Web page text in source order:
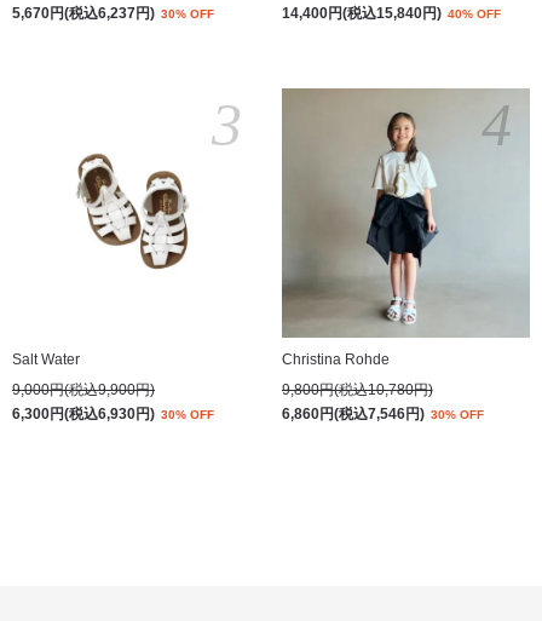
5,670円(税込6,237円) 30% OFF
14,400円(税込15,840円) 40% OFF
Salt Water
9,000円(税込9,900円)
6,300円(税込6,930円) 30% OFF
3
Christina Rohde
9,800円(税込10,780円)
6,860円(税込7,546円) 30% OFF
4